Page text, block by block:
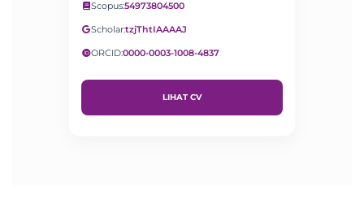
Scopus:54973804500
Scholar:tzjThtIAAAAJ
ORCID:0000-0003-1008-4837
LIHAT CV